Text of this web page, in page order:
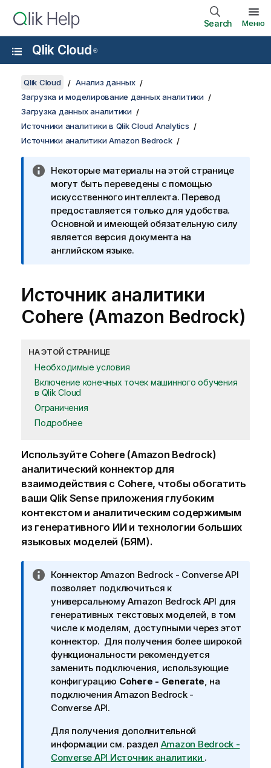
Search Меню
Qlik Cloud ®
Qlik Cloud
Анализ данных
Загрузка и моделирование данных аналитики
Загрузка данных аналитики
Источники аналитики в Qlik Cloud Analytics
Источники аналитики Amazon Bedrock
Некоторые материалы на этой странице
могут быть переведены с помощью
искусственного интеллекта. Перевод
предоставляется только для удобства.
Основной и имеющей обязательную силу
является версия документа на
английском языке.
Источник аналитики
Cohere (Amazon Bedrock)
НА ЭТОЙ СТРАНИЦЕ
Необходимые условия
Включение конечных точек машинного обучения
в Qlik Cloud
Ограничения
Подробнее
Используйте Cohere (Amazon Bedrock)
аналитический коннектор для
взаимодействия с Cohere, чтобы обогатить
ваши Qlik Senseприложения глубоким
контекстом и аналитическим содержимым
из генеративного ИИ и технологии больших
языковых моделей (БЯМ).
П
р
и
м
е
ч
а
н
и
е
к
н
ф
о
Коннектор Amazon Bedrock - Converse API
позволяет подключиться к
универсальномуAmazon BedrockAPI для
генеративных текстовых моделей, в том
числе к моделям, доступными через этот
коннектор. Для получения более широкой
функциональности рекомендуется
заменить подключения, использующие
конфигурацию Cohere - Generate, на
подключения Amazon Bedrock -
Converse API.
Для получения дополнительной
информации см. раздел Amazon Bedrock -
Converse API Источник аналитики .